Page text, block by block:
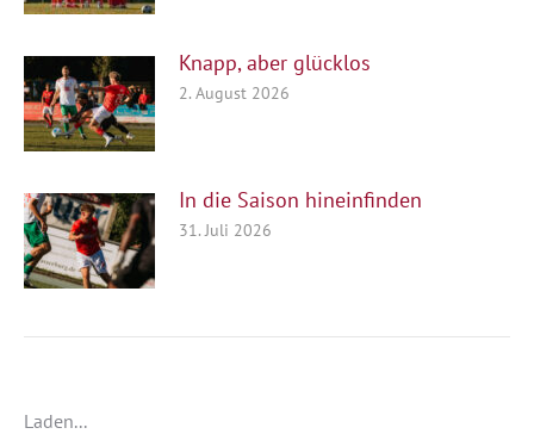
Knapp, aber glücklos
2. August 2026
In die Saison hineinfinden
31. Juli 2026
Laden...